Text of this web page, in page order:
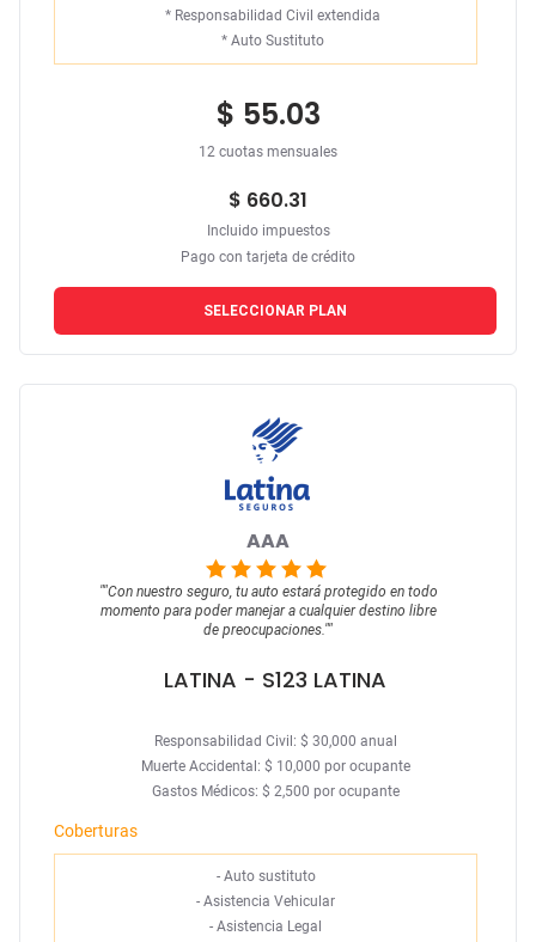
* Responsabilidad Civil extendida
* Auto Sustituto
$ 55.03
12 cuotas mensuales
$ 660.31
Incluido impuestos
Pago con tarjeta de crédito
SELECCIONAR PLAN
AAA
""Con nuestro seguro, tu auto estará protegido en todo
momento para poder manejar a cualquier destino libre
de preocupaciones.""
LATINA - S123 LATINA
Responsabilidad Civil: $ 30,000 anual
Muerte Accidental: $ 10,000 por ocupante
Gastos Médicos: $ 2,500 por ocupante
Coberturas
- Auto sustituto
- Asistencia Vehicular
- Asistencia Legal